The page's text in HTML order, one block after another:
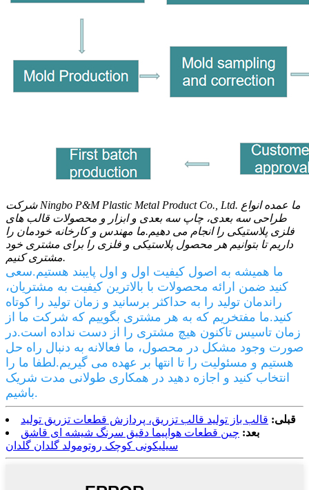
شرکت Ningbo P&M Plastic Metal Product Co., Ltd. ما عمده انواع
طراحی سه بعدی، چاپ سه بعدی و ابزار و محصولات قالب های
فلزی پلاستیکی را انجام می دهیم.ما مهندس و کارخانه خودمان را
داریم تا بتوانیم هر محصول پلاستیکی و فلزی را برای مشتری خود
مشتری کنیم.
ما همیشه به اصول کیفیت اول و اول پایبند هستیم.سعی
کنید ضمن ارائه محصولات با بالاترین کیفیت به مشتریان،
راندمان تولید را به حداکثر برسانید و زمان تولید را کوتاه
کنید.ما مفتخریم که به هر مشتری بگوییم که شرکت ما از
زمان تاسیس تاکنون هیچ مشتری را از دست نداده است.در
صورت وجود مشکل در محصول، ما فعالانه به دنبال راه حل
هستیم و مسئولیت را تا انتها بر عهده می گیریم.لطفا ما را
انتخاب کنید و اجازه دهید در همکاری طولانی مدت شریک
باشیم.
قبلی: قالب باز تولید قالب تزریق، پردازش قطعات تزریق تولید
بعد: چین قطعات هواپیما دقیق سرنگ شیشه ای قاشق
سیلیکونی کوچک روتومولد گلدان گلدان